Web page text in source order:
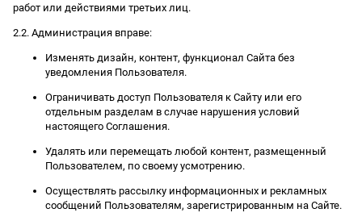
работ или действиями третьих лиц.
2.2. Администрация вправе:
Изменять дизайн, контент, функционал Сайта без
уведомления Пользователя.
Ограничивать доступ Пользователя к Сайту или его
отдельным разделам в случае нарушения условий
настоящего Соглашения.
Удалять или перемещать любой контент, размещенный
Пользователем, по своему усмотрению.
Осуществлять рассылку информационных и рекламных
сообщений Пользователям, зарегистрированным на Сайте.